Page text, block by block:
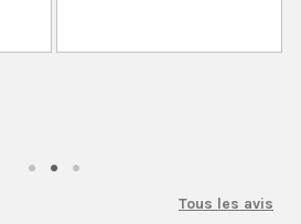
Tous les avis